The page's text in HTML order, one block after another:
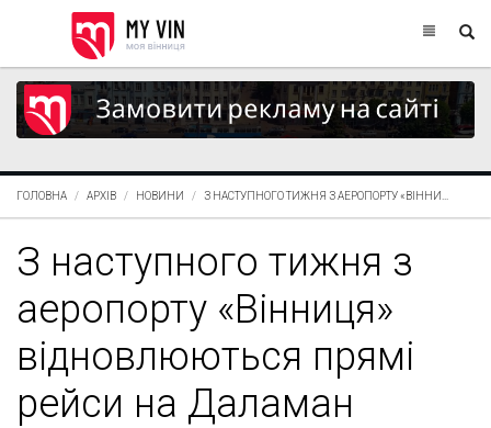
ГОЛОВНА АРХІВ НОВИНИ З НАСТУПНОГО ТИЖНЯ З АЕРОПОРТУ «ВІННИ...
З наступного тижня з
аеропорту «Вінниця»
відновлюються прямі
рейси на Даламан